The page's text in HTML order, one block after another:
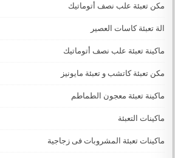
مكن تعبئة علب نصف أتوماتيك
الة تعبئة كاسات العصير
ماكينة تعبئة علب نصف أتوماتيك
مكن تعبئة كاتشب و تعبئة مايونيز
ماكينة تعبئة معجون الطماطم
ماكينات التعبئة
ماكينات تعبئة المشروبات فى زجاجية